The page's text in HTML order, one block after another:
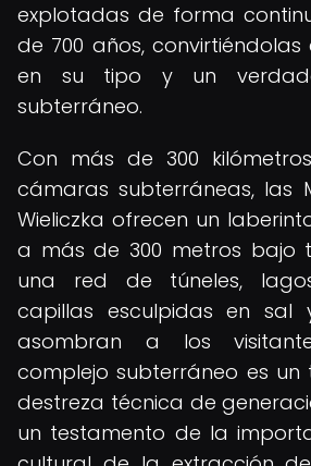
explotadas de forma
de 700 años, convirtiéndolas
en su tipo y un
subterráneo.
Con más de 300
cámaras subterráneas, las
Wieliczka ofrecen un
a más de 300 metros bajo
una red de túneles,
capillas esculpidas en sal
asombran a los
complejo subterráneo es un
destreza técnica de
un testamento de la